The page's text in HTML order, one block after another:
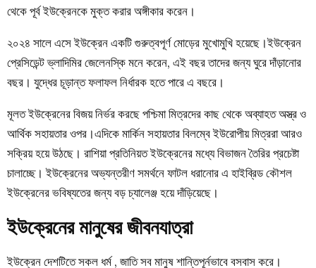
থেকে পূর্ব ইউক্রেনকে মুক্ত করার অঙ্গীকার করেন।
২০২৪ সালে এসে ইউক্রেন একটি গুরুত্বপূর্ণ মোড়ের মুখোমুখি হয়েছে।ইউক্রেন
প্রেসিডেন্ট ভ্লাদিমির জেলেনস্কি মনে করেন, এই বছর তাদের জন্য ঘুরে দাঁড়ানোর
বছর। যুদ্ধের চূড়ান্ত ফলাফল নির্ধারক হতে পারে এ বছরে।
মূলত ইউক্রেনের বিজয় নির্ভর করছে পশ্চিমা মিত্রদের কাছ থেকে অব্যাহত অস্ত্র ও
আর্থিক সহায়তার ওপর।এদিকে মার্কিন সহায়তার বিলম্বে ইউরোপীয় মিত্ররা আরও
সক্রিয় হয়ে উঠছে। রাশিয়া প্রতিনিয়ত ইউক্রেনের মধ্যে বিভাজন তৈরির প্রচেষ্টা
চালাচ্ছে। ইউক্রেনের অভ্যন্তরীণ সমর্থনে ফাটল ধরানোর এ হাইব্রিড কৌশল
ইউক্রেনের ভবিষ্যতের জন্য বড় চ্যালেঞ্জ হয়ে দাঁড়িয়েছে।
ইউক্রেনের মানুষের জীবনযাত্রা
ইউক্রেন দেশটিতে সকল ধর্ম , জাতি সব মানুষ শান্তিপূর্নভাবে বসবাস করে।